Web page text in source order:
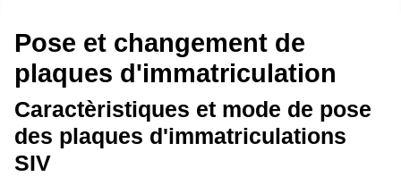
Pose et changement de
plaques d'immatriculation
Caractèristiques et mode de pose
des plaques d'immatriculations
SIV